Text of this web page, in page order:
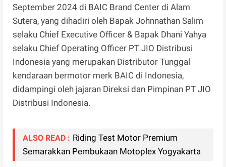
September 2024 di BAIC Brand Center di Alam
Sutera, yang dihadiri oleh Bapak Johnnathan Salim
selaku Chief Executive Officer & Bapak Dhani Yahya
selaku Chief Operating Officer PT JIO Distribusi
Indonesia yang merupakan Distributor Tunggal
kendaraan bermotor merk BAIC di Indonesia,
didampingi oleh jajaran Direksi dan Pimpinan PT JIO
Distribusi Indonesia.
ALSO READ : Riding Test Motor Premium
Semarakkan Pembukaan Motoplex Yogyakarta